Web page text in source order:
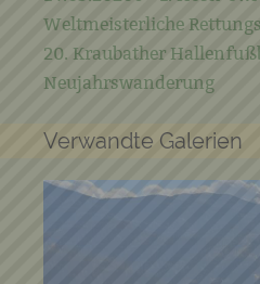
Weltmeisterliche
20. Kraubather
Neujahrswanderung
Verwandte Galerien